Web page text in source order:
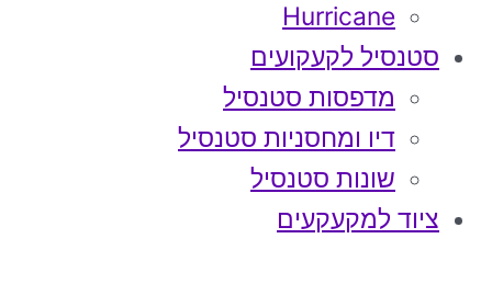
Hurricane
סטנסיל לקעקועים
מדפסות סטנסיל
דיו ומחסניות סטנסיל
שונות סטנסיל
ציוד למקעקעים